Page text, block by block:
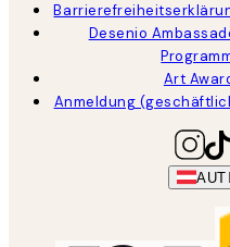
Desenio
Art
Anmeldung
AUT